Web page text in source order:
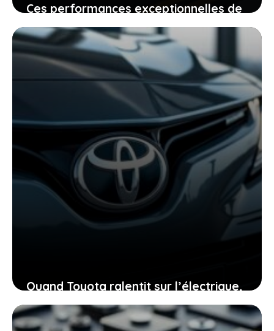
Ces performances exceptionnelles de
byd qui redessinent l’industrie auto et
vous impactent vraiment
14 juin 2026
Quand Toyota ralentit sur l’électrique,
ce que cela signifie pour vous et le
futur automobile